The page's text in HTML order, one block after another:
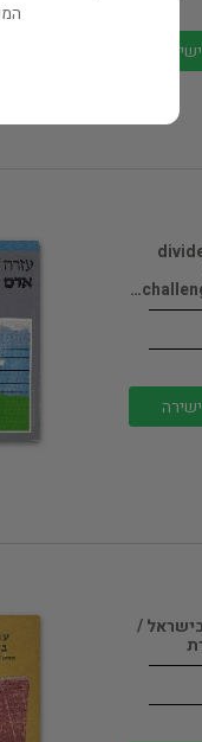
בישראל /